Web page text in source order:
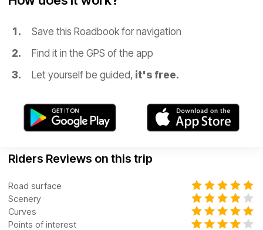
Save this Roadbook for navigation
Find it in the GPS of the app
Let yourself be guided, it's free.
Riders Reviews on this trip
Road surface
Scenery
Curves
Points of interest